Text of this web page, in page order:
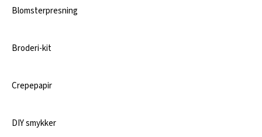
Blomsterpresning
Broderi-kit
Crepepapir
DIY smykker